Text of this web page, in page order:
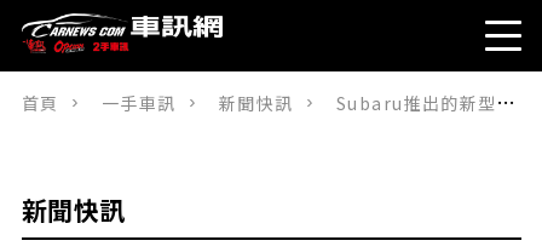
首頁 一手車訊 新聞快訊 Subaru推出的新型SUV超厲害！搭載338匹馬力、堪比跑車的轎跑風格設計！美國市場的「Uncharted」還配備高性能四輪驅動，看起來非常好玩￼￼￼
新聞快訊